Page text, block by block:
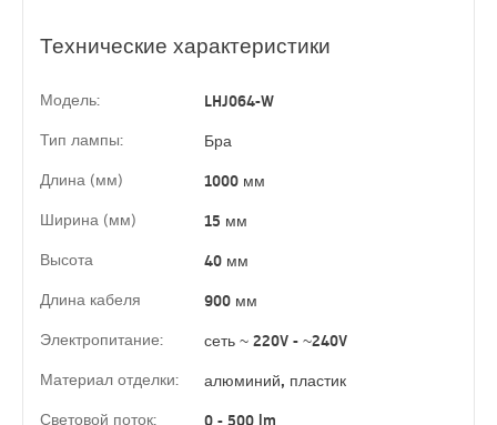
Технические характеристики
Модель: LHJ064-W
Тип лампы: Бра
Длина (мм) 1000 мм
Ширина (мм) 15 мм
Высота 40 мм
Длина кабеля 900 мм
Электропитание: сеть ~ 220V - ~240V
Материал отделки: алюминий, пластик
Световой поток: